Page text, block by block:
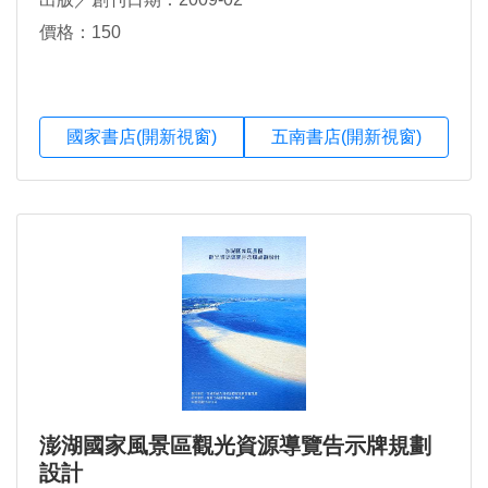
價格：150
國家書店(開新視窗) 五南書店(開新視窗)
澎湖國家風景區觀光資源導覽告示牌規劃
設計